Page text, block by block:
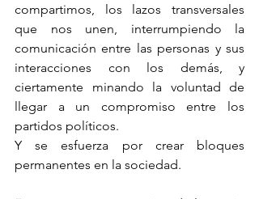
compartimos, los lazos transversales
que nos unen, interrumpiendo la
comunicación entre las personas y sus
interacciones con los demás, y
ciertamente minando la voluntad de
llegar a un compromiso entre los
partidos políticos.
Y se esfuerza por crear bloques
permanentes en la sociedad.